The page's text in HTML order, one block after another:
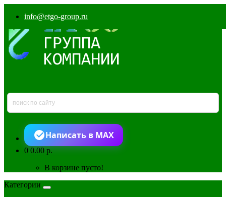
info@etgo-group.ru
Написать в MAX
00.00 р.
В корзине пусто!
Категории